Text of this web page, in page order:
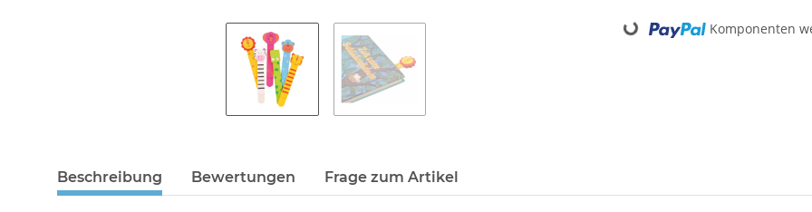
Loading... Komponenten
Beschreibung Bewertungen Frage zum Artikel